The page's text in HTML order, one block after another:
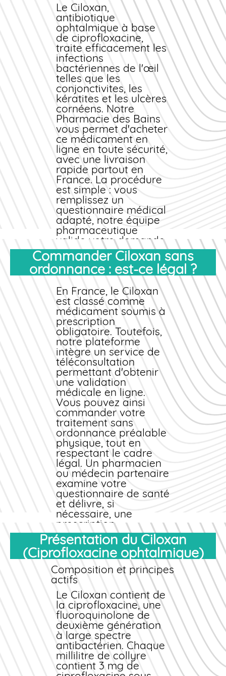
Le Ciloxan,
antibiotique
ophtalmique à base
de ciprofloxacine,
traite efficacement les
infections
bactériennes de l'œil
telles que les
conjonctivites, les
kératites et les ulcères
cornéens. Notre
Pharmacie des Bains
vous permet d'acheter
ce médicament en
ligne en toute sécurité,
avec une livraison
rapide partout en
France. La procédure
est simple : vous
remplissez un
questionnaire médical
adapté, notre équipe
pharmaceutique
valide votre demande
et vous recevez votre
commande sous
emballage discret en 2
à 4 jours ouvrés.
Nous proposons des
prixcompétitifs et des
tarifsmoins chers que
les circuits
traditionnels. Notre
stock permanent
garantit la
disponibilité
immédiate du Ciloxan,
qu'il s'agisse de
collyres ou de
pommades
ophtalmiques. Profitez
d'un service
professionnel,
conforme à la
réglementation
française, pour votre
achatde Ciloxan.
Commander Ciloxan sans
ordonnance : est-ce légal ?
En France, le Ciloxan
est classé comme
médicament soumis à
prescription
obligatoire. Toutefois,
notre plateforme
intègre un service de
téléconsultation
permettant d'obtenir
une validation
médicale en ligne.
Vous pouvez ainsi
commander votre
traitementsans
ordonnance préalable
physique, tout en
respectant le cadre
légal. Un pharmacien
ou médecin partenaire
examine votre
questionnaire de santé
et délivre, si
nécessaire, une
prescription
électronique sécurisée.
Cette solution facilite
l'accès au
médicament pour les
patients éloignés des
cabinets médicaux ou
confrontés à des
délais d'attente
prolongés. Vous
bénéficiez d'une prise
en charge rapide, à
desprix pas chers
avec toutes les
Présentation du Ciloxan
(Ciprofloxacine ophtalmique)
Composition et principes
actifs
Le Ciloxan contient de
la ciprofloxacine, une
fluoroquinolone de
deuxième génération
à large spectre
antibactérien. Chaque
millilitre de collyre
contient 3 mg de